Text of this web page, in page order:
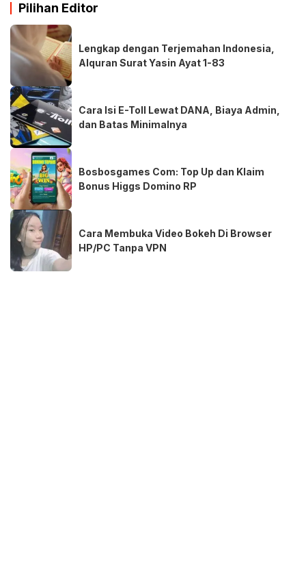
Pilihan Editor
Lengkap dengan Terjemahan Indonesia,
Alquran Surat Yasin Ayat 1-83
Cara Isi E-Toll Lewat DANA, Biaya Admin,
dan Batas Minimalnya
Bosbosgames Com: Top Up dan Klaim
Bonus Higgs Domino RP
Cara Membuka Video Bokeh Di Browser
HP/PC Tanpa VPN